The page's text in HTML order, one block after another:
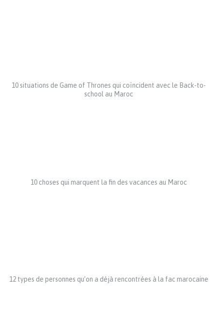
10 situations de Game of Thrones qui coïncident avec le Back-to-
school au Maroc
10 choses qui marquent la fin des vacances au Maroc
12 types de personnes qu’on a déjà rencontrées à la fac marocaine